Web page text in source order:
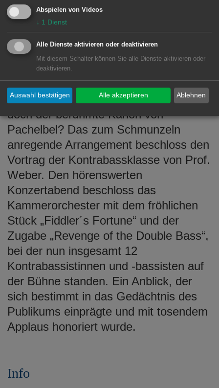
Kontrabässe. Die „Sinfonia piccola“ von
Bertold Hummel faszinierte durch
abwechslungsreiche, farbige Klänge.
Das Stück „Leremy“ aus „Bass Parol“
von Stefan Schäfer erfreute mit
jazzigen Rhythmen. War es „Yesterday“
von den Beatles oder war es vielleicht
doch der berühmte Kanon von
Pachelbel? Das zum Schmunzeln
anregende Arrangement beschloss den
Vortrag der Kontrabassklasse von Prof.
Weber. Den hörenswerten
Konzertabend beschloss das
Kammerorchester mit dem fröhlichen
Stück „Fiddler´s Fortune“ und der
Zugabe „Revenge of the Double Bass“,
bei der nun insgesamt 12
Kontrabassistinnen und -bassisten auf
der Bühne standen. Ein Anblick, der
sich bestimmt in das Gedächtnis des
Publikums einprägte und mit tosendem
Applaus honoriert wurde.
Info
Abspielen von Videos
↓ 1 Dienst
Alle Dienste aktivieren oder deaktivieren
Mit diesem Schalter können Sie alle Dienste aktivieren oder
deaktivieren.
Ablehnen
Auswahl bestätigen Alle akzeptieren